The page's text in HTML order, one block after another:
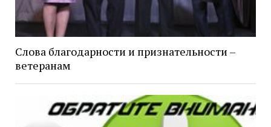
Слова благодарности и признательности –
ветеранам